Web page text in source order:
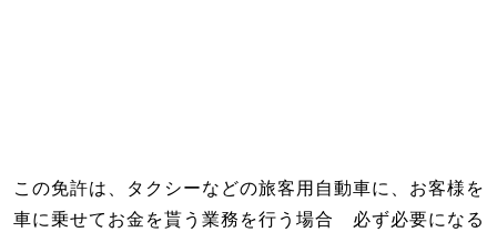
この免許は、タクシーなどの旅客用自動車に、お客様を
車に乗せてお金を貰う業務を行う場合 必ず必要になる